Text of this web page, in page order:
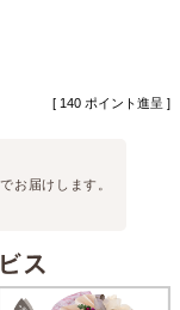
[ 140 ポイント進呈 ]
でお届けします。